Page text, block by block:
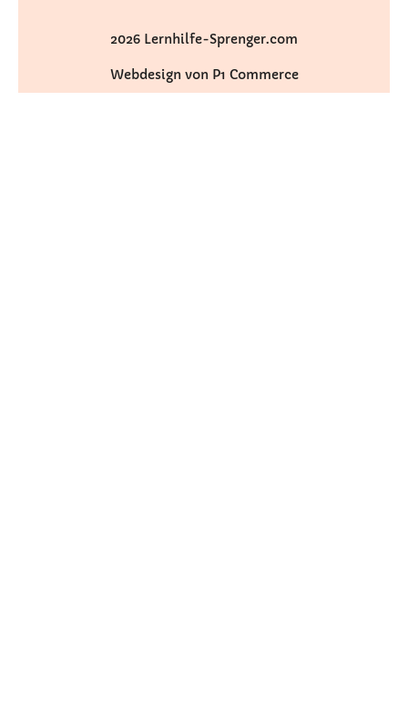
2026 Lernhilfe-Sprenger.com
Webdesign von P1 Commerce